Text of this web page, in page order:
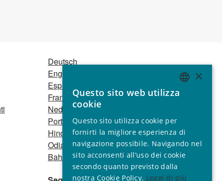
Deutsch
English
Español
Français
Nederlands
Português
Hindi
Odia
Bahasa Indonesia
ENGLISH
SPANISH
FRENCH
ITALIAN
×
Questo sito web utilizza
cookie
Questo sito utilizza cookie per
fornirti la migliore esperienza di
navigazione possibile. Navigando nel
sito acconsenti all’uso dei cookie
secondo quanto previsto dalla
nostra Cookie Policy. Leggi di più